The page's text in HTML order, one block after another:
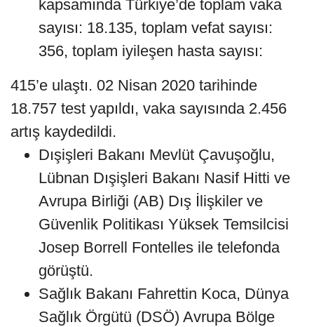
kapsamında Türkiye’de toplam vaka
sayısı: 18.135, toplam vefat sayısı:
356, toplam iyileşen hasta sayısı:
415’e ulaştı. 02 Nisan 2020 tarihinde
18.757 test yapıldı, vaka sayısında 2.456
artış kaydedildi.
Dışişleri Bakanı Mevlüt Çavuşoğlu,
Lübnan Dışişleri Bakanı Nasif Hitti ve
Avrupa Birliği (AB) Dış İlişkiler ve
Güvenlik Politikası Yüksek Temsilcisi
Josep Borrell Fontelles ile telefonda
görüştü.
Sağlık Bakanı Fahrettin Koca, Dünya
Sağlık Örgütü (DSÖ) Avrupa Bölge